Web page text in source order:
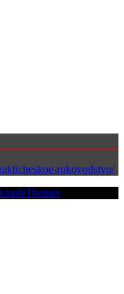
rukovodstvo/